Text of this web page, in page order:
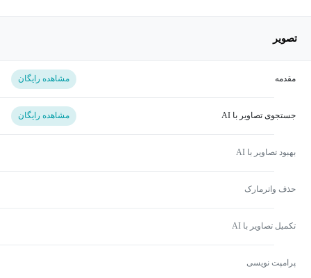
تصویر
مقدمه مشاهده رایگان
جستجوی تصاویر با AI مشاهده رایگان
بهبود تصاویر با AI
حذف واترمارک
تکمیل تصاویر با AI
پرامپت نویسی